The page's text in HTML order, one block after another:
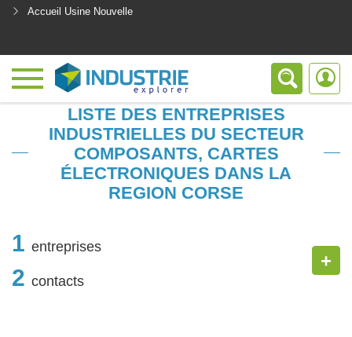
Accueil Usine Nouvelle
LISTE DES ENTREPRISES
INDUSTRIELLES DU SECTEUR
COMPOSANTS, CARTES
ÉLECTRONIQUES DANS LA
REGION CORSE
1 entreprises
2 contacts
+